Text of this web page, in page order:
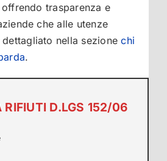
trasparenza e
che alle utenze
nella sezionechi
.
RIFIUTI D.LGS 152/06